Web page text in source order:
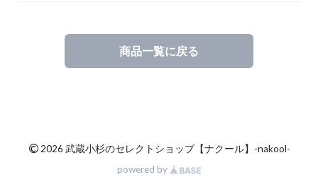
商品一覧に戻る
©2026 武蔵小杉のセレクトショップ【ナクール】-nakool-
powered by